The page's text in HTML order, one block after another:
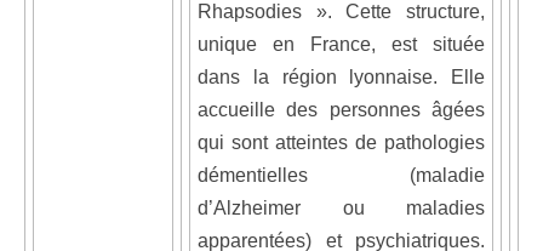
Rhapsodies ». Cette structure,
unique en France, est située
dans la région lyonnaise. Elle
accueille des personnes âgées
qui sont atteintes de pathologies
démentielles (maladie
d’Alzheimer ou maladies
apparentées) et psychiatriques.